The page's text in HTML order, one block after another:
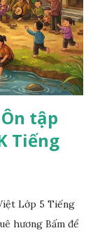
tập
Tiếng
Lớp 5 Tiếng
hương Bấm để